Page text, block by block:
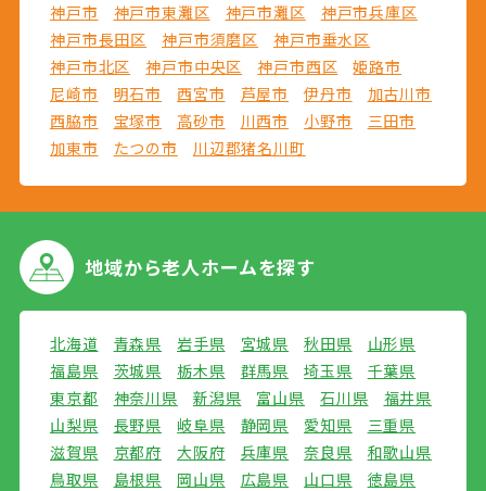
神戸市 神戸市東灘区 神戸市灘区
神戸市兵庫区
神戸市長田区
神戸市須磨区
神戸市垂水区
神戸市北区
神戸市中央区 神戸市西区
姫路市
尼崎市
明石市 西宮市 芦屋市 伊丹市
加古川市
西脇市
宝塚市 高砂市 川西市 小野市
三田市
加東市
たつの市 川辺郡猪名川町
地域から老人ホームを探す
北海道 青森県 岩手県 宮城県 秋田県
山形県
福島県
茨城県 栃木県 群馬県 埼玉県
千葉県
東京都
神奈川県 新潟県 富山県 石川県
福井県
山梨県
長野県 岐阜県 静岡県 愛知県
三重県
滋賀県
京都府 大阪府 兵庫県 奈良県
和歌山県
鳥取県
島根県 岡山県 広島県 山口県
徳島県